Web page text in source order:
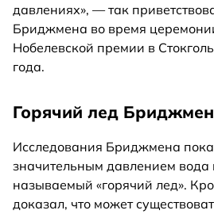
давлениях», — так
Бриджмена во время
Нобелевской премии в
года.
Горячий лед
Исследования Бриджмена
значительным давлением вода
называемый «горячий лед».
доказал, что может